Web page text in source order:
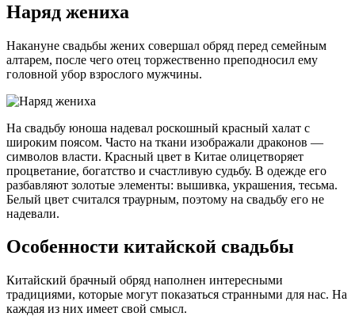
Наряд жениха
Накануне свадьбы жених совершал обряд перед семейным
алтарем, после чего отец торжественно преподносил ему
головной убор взрослого мужчины.
На свадьбу юноша надевал роскошный красный халат с
широким поясом. Часто на ткани изображали драконов —
символов власти. Красный цвет в Китае олицетворяет
процветание, богатство и счастливую судьбу. В одежде его
разбавляют золотые элементы: вышивка, украшения, тесьма.
Белый цвет считался траурным, поэтому на свадьбу его не
надевали.
Особенности китайской свадьбы
Китайский брачный обряд наполнен интересными
традициями, которые могут показаться странными для нас. На
каждая из них имеет свой смысл.